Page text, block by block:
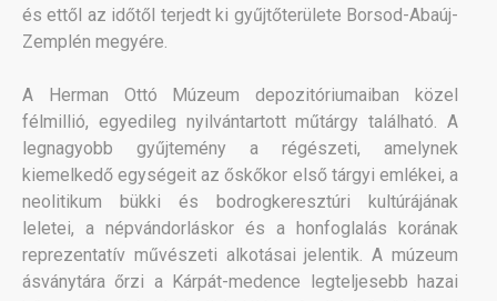
és ettől az időtől terjedt ki gyűjtőterülete Borsod-Abaúj-
Zemplén megyére.
A Herman Ottó Múzeum depozitóriumaiban közel
félmillió, egyedileg nyilvántartott műtárgy található. A
legnagyobb gyűjtemény a régészeti, amelynek
kiemelkedő egységeit az őskőkor első tárgyi emlékei, a
neolitikum bükki és bodrogkeresztúri kultúrájának
leletei, a népvándorláskor és a honfoglalás korának
reprezentatív művészeti alkotásai jelentik. A múzeum
ásványtára őrzi a Kárpát-medence legteljesebb hazai